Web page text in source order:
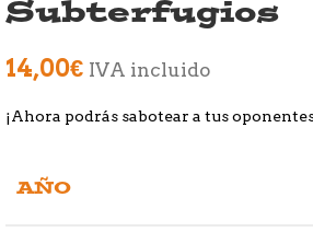
Subterfugios
14,00€ IVA incluido
¡Ahora podrás sabotear a tus
AÑO